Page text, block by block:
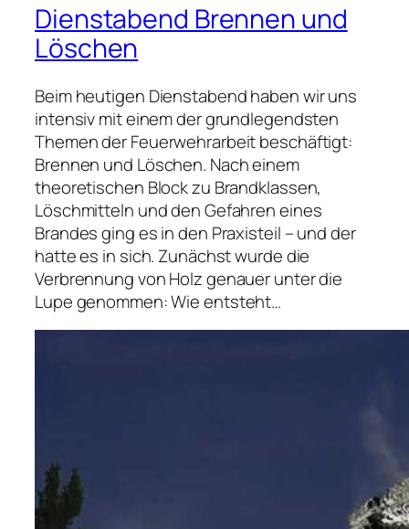
Dienstabend Brennen und
Löschen
Beim heutigen Dienstabend haben wir uns
intensiv mit einem der grundlegendsten
Themen der Feuerwehrarbeit beschäftigt:
Brennen und Löschen. Nach einem
theoretischen Block zu Brandklassen,
Löschmitteln und den Gefahren eines
Brandes ging es in den Praxisteil – und der
hatte es in sich. Zunächst wurde die
Verbrennung von Holz genauer unter die
Lupe genommen: Wie entsteht…